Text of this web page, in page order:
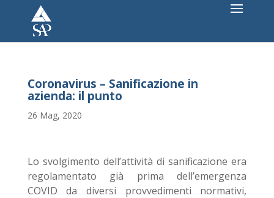
Coronavirus – Sanificazione in
azienda: il punto
26 Mag, 2020
Lo svolgimento dell’attività di sanificazione era
regolamentato già prima dell’emergenza
COVID da diversi provvedimenti normativi,